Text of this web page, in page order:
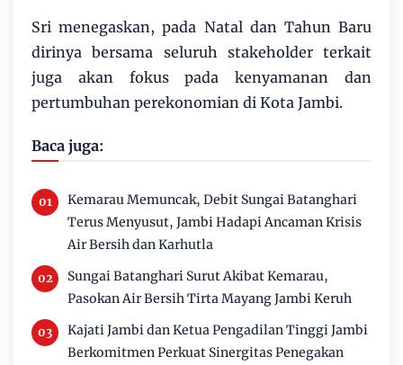
Sri menegaskan, pada Natal dan Tahun Baru
dirinya bersama seluruh stakeholder terkait
juga akan fokus pada kenyamanan dan
pertumbuhan perekonomian di Kota Jambi.
Baca juga:
Kemarau Memuncak, Debit Sungai Batanghari
Terus Menyusut, Jambi Hadapi Ancaman Krisis
Air Bersih dan Karhutla
Sungai Batanghari Surut Akibat Kemarau,
Pasokan Air Bersih Tirta Mayang Jambi Keruh
Kajati Jambi dan Ketua Pengadilan Tinggi Jambi
Berkomitmen Perkuat Sinergitas Penegakan